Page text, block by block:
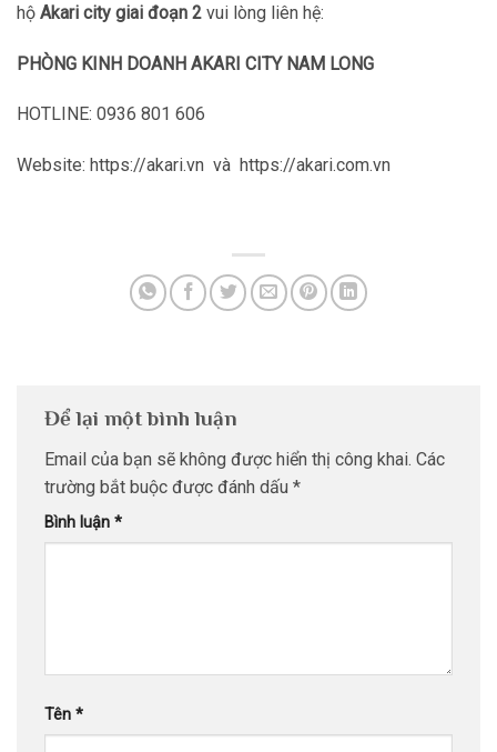
hộ Akari city giai đoạn 2 vui lòng liên hệ:
PHÒNG KINH DOANH AKARI CITY NAM LONG
HOTLINE: 0936 801 606
Website: https://akari.vn và https://akari.com.vn
Để lại một bình luận
Email của bạn sẽ không được hiển thị công khai. Các
trường bắt buộc được đánh dấu *
Bình luận *
Tên *